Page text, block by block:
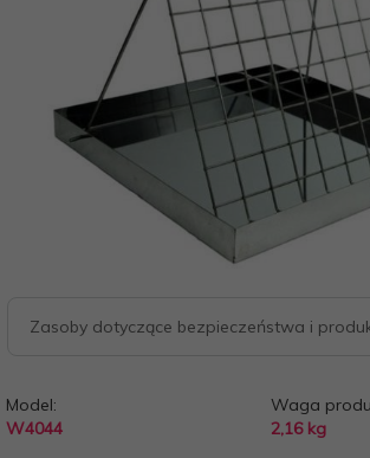
Zasoby dotyczące bezpieczeństwa i
Model:
W4044
Waga
2,16 kg